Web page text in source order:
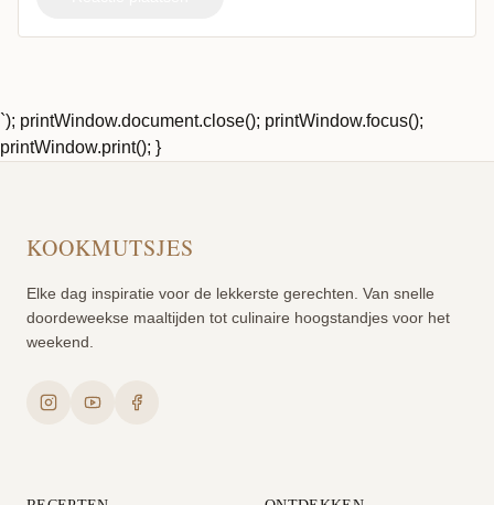
`); printWindow.document.close(); printWindow.focus();
printWindow.print(); }
KOOKMUTSJES
Elke dag inspiratie voor de lekkerste gerechten. Van snelle
doordeweekse maaltijden tot culinaire hoogstandjes voor het
weekend.